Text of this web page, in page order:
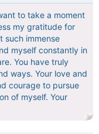
to take a moment
my gratitude for
such immense
myself constantly in
You have truly
ways. Your love and
courage to pursue
of myself. Your